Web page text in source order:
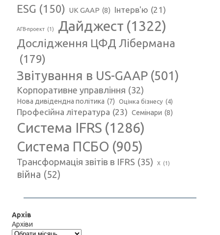
ESG (150) UK GAAP (8) Інтерв'ю (21)
АГВ-проект (1) Дайджест (1322)
Дослідження ЦФД Лібермана
(179)
Звітування в US-GAAP (501)
Корпоративне управління (32)
Нова дивідендна політика (7) Оцінка бізнесу (4)
Професійна література (23) Семінари (8)
Система IFRS (1286)
Система ПСБО (905)
Трансформація звітів в IFRS (35) Х (1)
війна (52)
Архів
Архіви